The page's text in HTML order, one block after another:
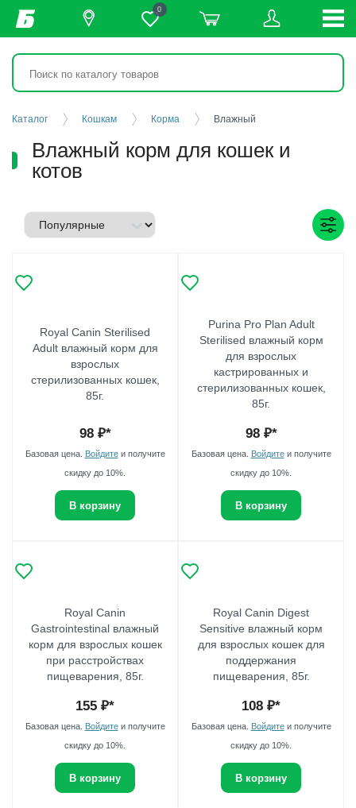
0
Каталог Кошкам Корма Влажный
Влажный корм для кошек и
котов
Royal Canin Sterilised
Adult влажный корм для
взрослых
стерилизованных кошек,
85г.
98₽*
Базовая цена. Войдитеи получите
скидку до 10%.
В корзину
Purina Pro Plan Adult
Sterilised влажный корм
для взрослых
кастрированных и
стерилизованных кошек,
85г.
98₽*
Базовая цена. Войдитеи получите
скидку до 10%.
В корзину
Royal Canin
Gastrointestinal влажный
корм для взрослых кошек
при расстройствах
пищеварения, 85г.
155 ₽*
Базовая цена. Войдитеи получите
скидку до 10%.
В корзину
Royal Canin Digest
Sensitive влажный корм
для взрослых кошек для
поддержания
пищеварения, 85г.
108 ₽*
Базовая цена. Войдитеи получите
скидку до 10%.
В корзину